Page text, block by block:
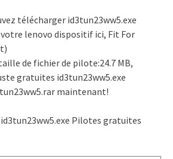
télécharger id3tun23ww5.exe
lenovo dispositif ici, Fit For
de fichier de pilote:24.7 MB,
gratuites id3tun23ww5.exe
maintenant!
Pilotes gratuites